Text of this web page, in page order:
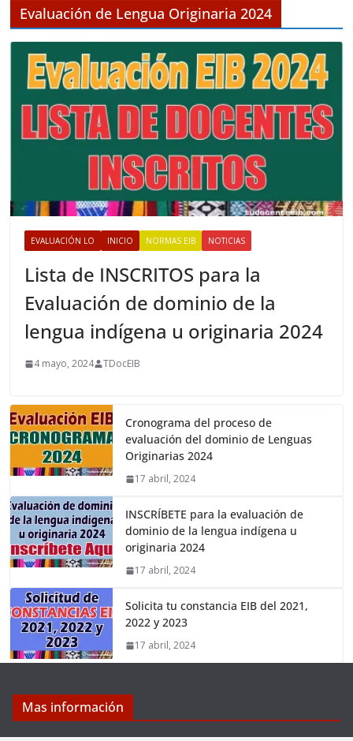
o
Evaluación de Lengua Originaria 2024
EVALUACIÓN LO INICIO NORMAS EIB NOTICIAS
Lista de INSCRITOS para la
Evaluación de dominio de la
lengua indígena u originaria 2024
4 mayo, 2024 TDocEIB
Cronograma del proceso de
evaluación del dominio de Lenguas
Originarias 2024
17 abril, 2024
INSCRÍBETE para la evaluación de
dominio de la lengua indígena u
originaria 2024
17 abril, 2024
Solicita tu constancia EIB del 2021,
2022 y 2023
17 abril, 2024
Mas información